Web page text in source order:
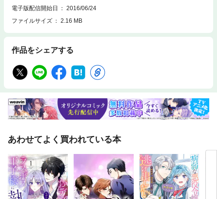
電子版配信開始日
2016/06/24
ファイルサイズ
2.16 MB
作品をシェアする
あわせてよく買われている本